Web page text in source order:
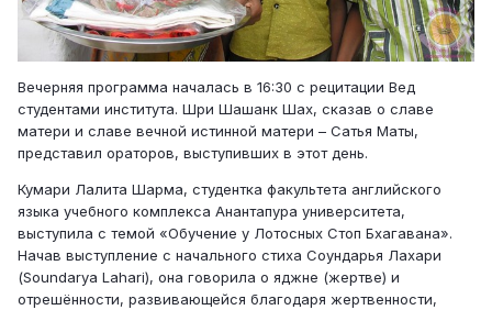
Вечерняя программа началась в 16:30 с рецитации Вед
студентами института. Шри Шашанк Шах, сказав о славе
матери и славе вечной истинной матери – Сатья Маты,
представил ораторов, выступивших в этот день.
Кумари Лалита Шарма, студентка факультета английского
языка учебного комплекса Анантапура университета,
выступила с темой «Обучение у Лотосных Стоп Бхагавана».
Начав выступление с начального стиха Соундарья Лахари
(Soundarya Lahari), она говорила о яджне (жертве) и
отрешённости, развивающейся благодаря жертвенности,